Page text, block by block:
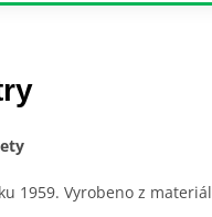
1959. Vyrobeno z